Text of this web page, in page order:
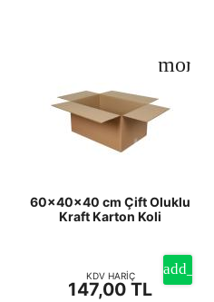
60x40x40 cm Çift Oluklu
Kraft Karton Koli
KDV HARİÇ
147,00 TL